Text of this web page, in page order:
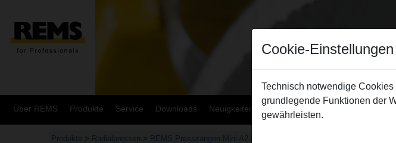
Über REMS Produkte Service Downloads Neuigkeiten Sitemap
Produkte > Radialpressen > REMS Presszangen Mini A2-22kN/Pressringe
Cookie-Einstellungen
Technisch notwendige Cookies
grundlegende Funktionen der
gewährleisten.